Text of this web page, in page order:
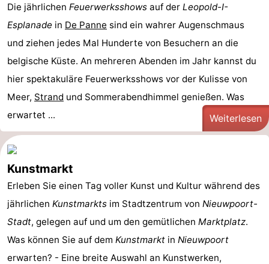
Die jährlichen Feuerwerksshows auf der Leopold-I-
Esplanade in De Panne sind ein wahrer Augenschmaus
und ziehen jedes Mal Hunderte von Besuchern an die
belgische Küste. An mehreren Abenden im Jahr kannst du
hier spektakuläre Feuerwerksshows vor der Kulisse von
Meer, Strand und Sommerabendhimmel genießen. Was
erwartet ...
Weiterlesen
Kunstmarkt
Erleben Sie einen Tag voller Kunst und Kultur während des
jährlichen Kunstmarkts im Stadtzentrum von Nieuwpoort-
Stadt, gelegen auf und um den gemütlichen Marktplatz.
Was können Sie auf dem Kunstmarkt in Nieuwpoort
erwarten? - Eine breite Auswahl an Kunstwerken,